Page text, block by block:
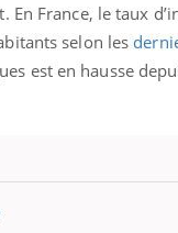
France, le taux
selon les
est en hausse
rend
reste entourée